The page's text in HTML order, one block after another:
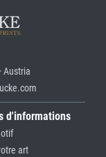
Austria
d'informations
art